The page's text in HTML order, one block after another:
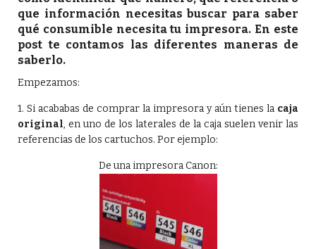
que información necesitas buscar para saber
qué consumible necesita tu impresora. En este
post te contamos las diferentes maneras de
saberlo.
Empezamos:
1. Si acababas de comprar la impresora y aún tienes la caja
original, en uno de los laterales de la caja suelen venir las
referencias de los cartuchos. Por ejemplo:
De una impresora Canon: